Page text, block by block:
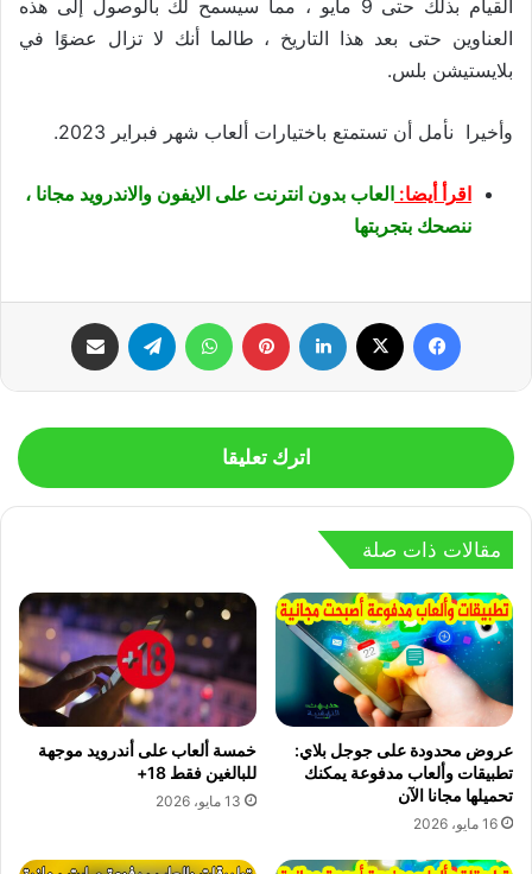
القيام بذلك حتى 9 مايو ، مما سيسمح لك بالوصول إلى هذه
العناوين حتى بعد هذا التاريخ ، طالما أنك لا تزال عضوًا في
بلايستيشن بلس.
وأخيرا نأمل أن تستمتع باختيارات ألعاب شهر فبراير 2023.
اقرأ أيضا: العاب بدون انترنت على الايفون والاندرويد مجانا ،
ننصحك بتجربتها
اترك تعليقا
مقالات ذات صلة
عروض محدودة على جوجل بلاي:
تطبيقات وألعاب مدفوعة يمكنك
تحميلها مجانا الآن
16 مايو، 2026
خمسة ألعاب على أندرويد موجهة
للبالغين فقط 18+
13 مايو، 2026